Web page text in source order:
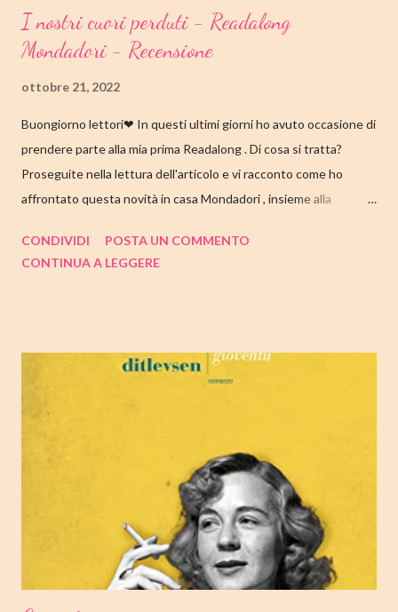
I nostri cuori perduti - Readalong
Mondadori - Recensione
ottobre 21, 2022
Buongiorno lettori❤ In questi ultimi giorni ho avuto occasione di
prendere parte alla mia prima Readalong . Di cosa si tratta?
Proseguite nella lettura dell'articolo e vi racconto come ho
affrontato questa novità in casa Mondadori , insieme alla
ringraziamenti. Nell'articolo di seguito parliamo quindi di " I nostri
ROMANZO PAGINE: 348 PREZZO: 19.00/EBOOK 10.99 Link
impiegato nella biblioteca universitaria di fronte a casa. Sua
madre, Margaret, una poetessa di origini cinesi, li ha abbandonati
quando lui aveva solo nove anni in circostanze misteriose, dopo
che una sua poesi...
CONDIVIDI
POSTA UN COMMENTO
CONTINUA A LEGGERE